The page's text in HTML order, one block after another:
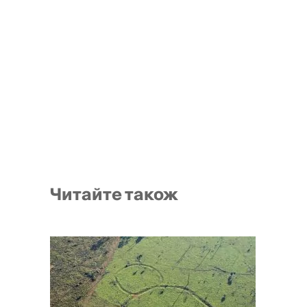
Читайте також